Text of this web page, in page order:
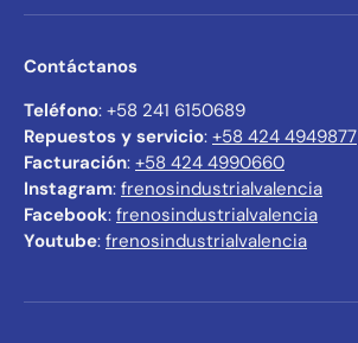
Contáctanos
Teléfono: +58 241 6150689
Repuestos y servicio: +58 424 4949877
Facturación: +58 424 4990660
Instagram: frenosindustrialvalencia
Facebook: frenosindustrialvalencia
Youtube: frenosindustrialvalencia